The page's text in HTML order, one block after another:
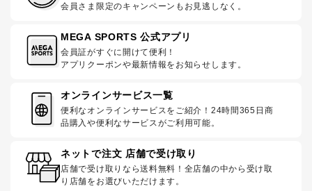
会員さま限定のキャンペーンもお見逃しなく。
MEGA SPORTS 公式アプリ
会員証がすぐに開けて便利！
アプリクーポンや最新情報をお知らせします。
オンラインサービス一覧
便利なオンラインサービスをご紹介！24時間365日商
品購入や便利なサービスがご利用可能。
ネットで注文 店舗で受け取り
店舗で受け取りなら送料無料！全店舗の中から受け取
り店舗をお選びいただけます。